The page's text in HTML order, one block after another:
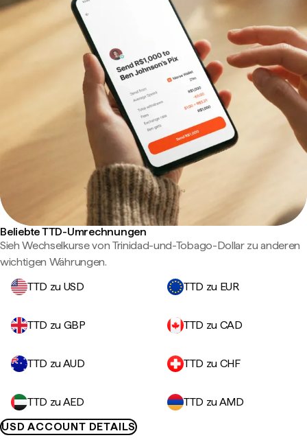
Beliebte TTD-Umrechnungen
Sieh Wechselkurse von Trinidad-und-Tobago-Dollar zu anderen
wichtigen Währungen.
TTD zu USD
TTD zu EUR
TTD zu GBP TTD zu CAD
TTD zu AUD TTD zu CHF
TTD zu AED
TTD zu AMD
USD ACCOUNT DETAILS